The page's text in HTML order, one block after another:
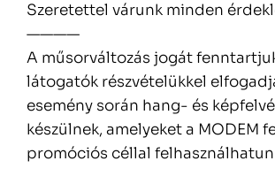
Szeretettel várunk minden
————
A műsorváltozás jogát
látogatók részvételükkel
esemény során hang- és
készülnek, amelyeket a MODEM
promóciós céllal